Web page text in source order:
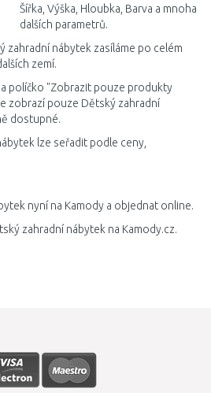
Šířka, Výška, Hloubka, Barva a mnoha
dalších parametrů.
zahradní nábytek zasíláme po celém
zemí.
políčko "Zobrazit pouze produkty
zobrazí pouze Dětský zahradní
dostupné.
lze seřadit podle ceny,
nyní na Kamody a objednat online.
zahradní nábytek na Kamody.cz.